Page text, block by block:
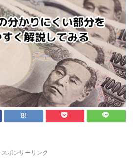
スポンサーリンク